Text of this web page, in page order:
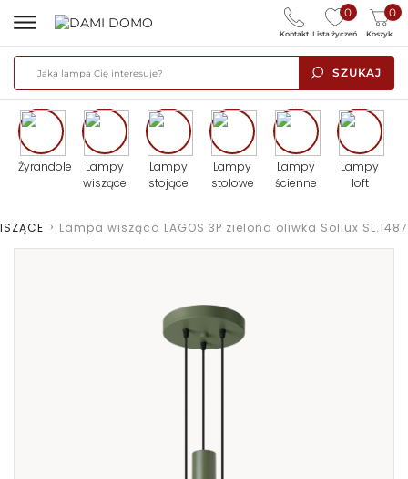
SZUKAJ
0
Lista życzeń
0
Koszyk
Kontakt
Żyrandole
Lampy
wiszące
Lampy
stojące
Lampy
stołowe
Lampy
ścienne
Lampy
loft
> Lampa wisząca LAGOS 3P zielona oliwka Sollux SL.1487